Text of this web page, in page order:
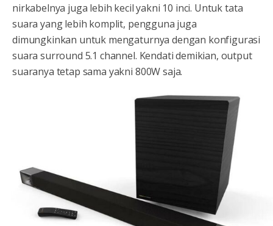
nirkabelnya juga lebih kecil yakni 10 inci. Untuk tata
suara yang lebih komplit, pengguna juga
dimungkinkan untuk mengaturnya dengan konfigurasi
suara surround 5.1 channel. Kendati demikian, output
suaranya tetap sama yakni 800W saja.